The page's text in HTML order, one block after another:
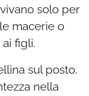
solo per
macerie o
figli.
sul posto,
nella